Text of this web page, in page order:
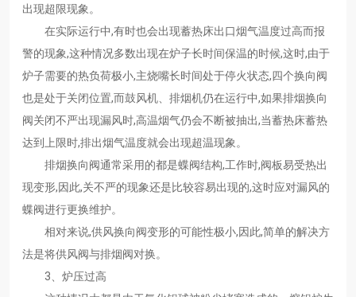
出现超限现象。
在实际运行中,有时也会出现蓄热床出口烟气温度过高而报
警的现象,这种情况多数出现在炉子长时间保温的时候,这时,由于
炉子需要的热负荷极小,主烧嘴长时间处于停火状态,四个换向阀
也是处于关闭位置,而鼓风机、排烟机仍在运行中,如果排烟换向
阀关闭不严出现漏风时,高温烟气仍会不断被抽出,当蓄热床蓄热
达到上限时,排出烟气温度就会出现超温现象。
排烟换向阀通常采用的都是蝶阀结构,工作时,阀板易受热出
现变形,因此,关不严的现象还是比较容易出现的,这时应对漏风的
蝶阀进行更换维护。
相对来说,供风换向阀变形的可能性极小,因此,简单的解决方
法是将供风阀与排烟阀对换。
3、炉压过高